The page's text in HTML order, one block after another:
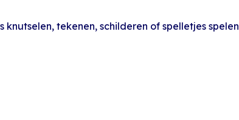
tekenen, schilderen of spelletjes